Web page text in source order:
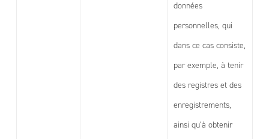
données
personnelles, qui
dans ce cas consiste,
par exemple, à tenir
des registres et des
enregistrements,
ainsi qu’à obtenir